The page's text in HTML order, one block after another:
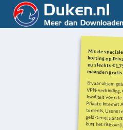
Mis de
korting op
nu slechts
maanden gratis.
Ervaar ultiem
VPN-
kwaliteit voor
Private Internet
torrents,
geld-terug-
kunt het risicovrij